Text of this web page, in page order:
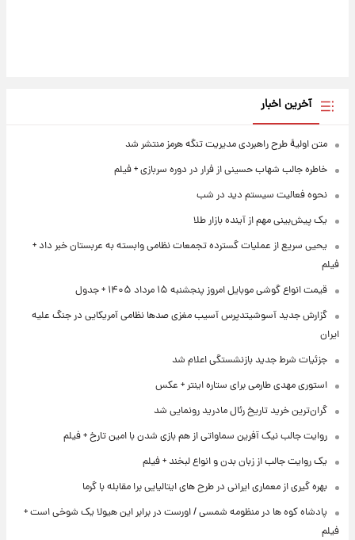
آخرین اخبار
متن اولیۀ طرح راهبردی مدیریت تنگه هرمز منتشر شد
خاطره جالب شهاب حسینی از فرار در دوره سربازی + فیلم
نحوه فعالیت سیستم دید در شب
یک پیش‌بینی مهم از آینده بازار طلا
یحیی سریع از عملیات گسترده تجمعات نظامی وابسته به عربستان خبر داد +
فیلم
قیمت انواع گوشی موبایل امروز پنجشنبه ۱۵ مرداد ۱۴۰۵ + جدول
گزارش جدید آسوشیتدپرس آسیب مغزی صدها نظامی آمریکایی در جنگ علیه
ایران
جزئیات شرط جدید بازنشستگی اعلام شد
استوری مهدی طارمی برای ستاره اینتر + عکس
گران‌ترین خرید تاریخ رئال مادرید رونمایی شد
روایت جالب نیک آفرین سماواتی از هم بازی شدن با امین تارخ + فیلم
یک روایت جالب از زبان بدن و انواع لبخند + فیلم
بهره گیری از معماری ایرانی در طرح های ایتالیایی برا مقابله با گرما
پادشاه کوه ها در منظومه شمسی / اورست در برابر این هیولا یک شوخی است +
فیلم